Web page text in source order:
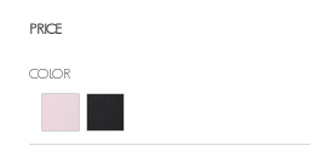
PRICE
COLOR